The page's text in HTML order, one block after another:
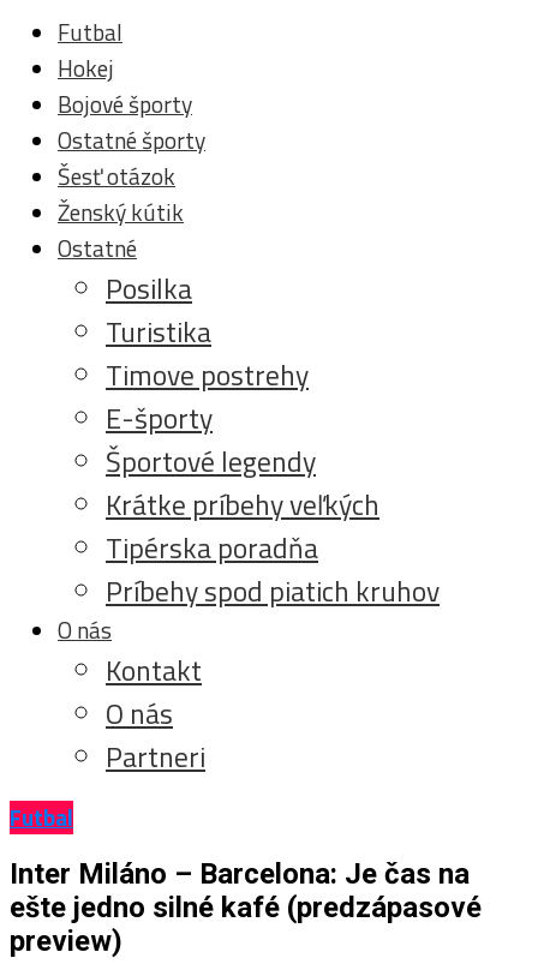
Futbal
Hokej
Bojové športy
Ostatné športy
Šesť otázok
Ženský kútik
Ostatné
Posilka
Turistika
Timove postrehy
E-športy
Športové legendy
Krátke príbehy veľkých
Tipérska poradňa
Príbehy spod piatich kruhov
O nás
Kontakt
O nás
Partneri
Futbal
Inter Miláno – Barcelona: Je čas na
ešte jedno silné kafé (predzápasové
preview)